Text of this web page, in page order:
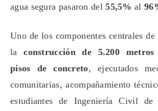
agua segura pasaron del55,5% al
Uno de los componentes centrales
laconstrucción de 5.200
pisos de concreto, ejecutados
comunitarias, acompañamiento
estudiantes de Ingeniería Civil de